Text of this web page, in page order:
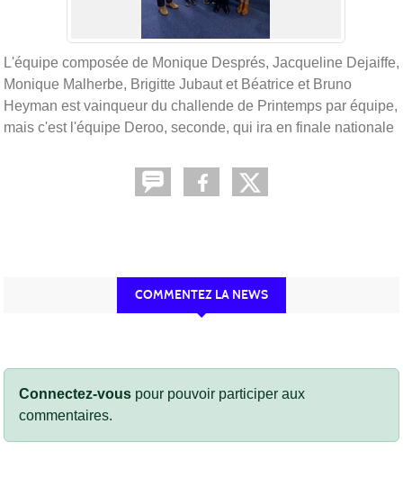
L'équipe composée de Monique Després, Jacqueline Dejaiffe,
Monique Malherbe, Brigitte Jubaut et Béatrice et Bruno
Heyman est vainqueur du challende de Printemps par équipe,
mais c'est l'équipe Deroo, seconde, qui ira en finale nationale
COMMENTEZ LA NEWS
Connectez-vous pour pouvoir participer aux
commentaires.